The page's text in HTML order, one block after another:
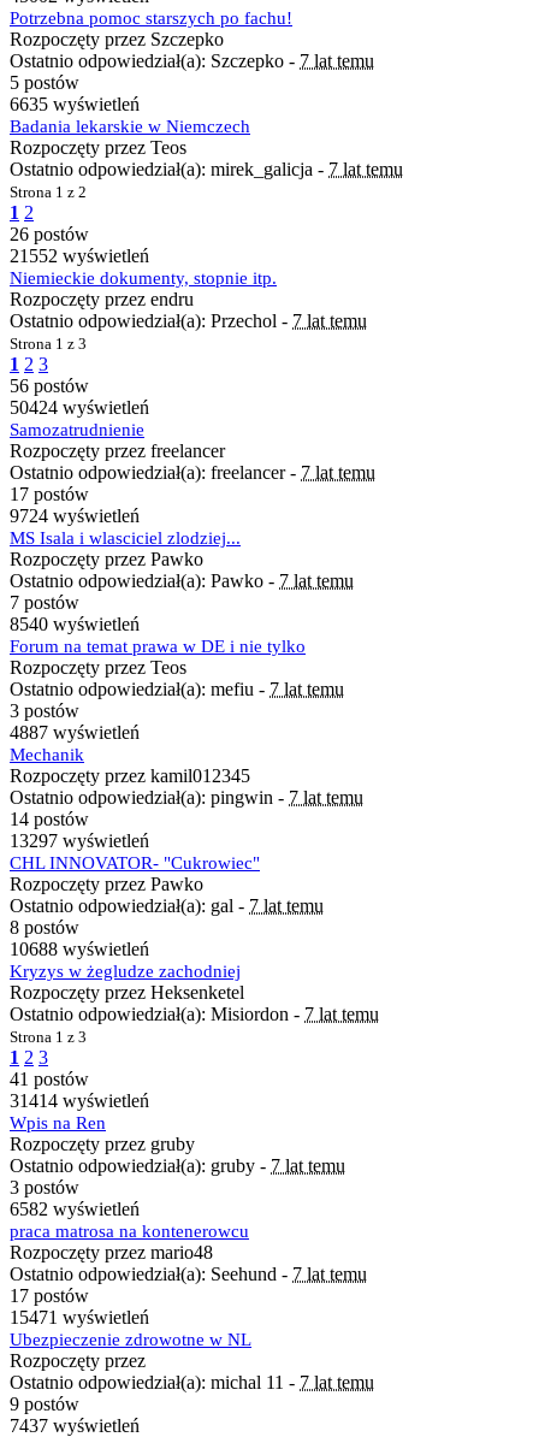
Potrzebna pomoc starszych po fachu!
Rozpoczęty przez Szczepko
Ostatnio odpowiedział(a): Szczepko - 7 lat temu
5 postów
6635 wyświetleń
Badania lekarskie w Niemczech
Rozpoczęty przez Teos
Ostatnio odpowiedział(a): mirek_galicja - 7 lat temu
Strona 1 z 2
1 2
26 postów
21552 wyświetleń
Niemieckie dokumenty, stopnie itp.
Rozpoczęty przez endru
Ostatnio odpowiedział(a): Przechol - 7 lat temu
Strona 1 z 3
1 2 3
56 postów
50424 wyświetleń
Samozatrudnienie
Rozpoczęty przez freelancer
Ostatnio odpowiedział(a): freelancer - 7 lat temu
17 postów
9724 wyświetleń
MS Isala i wlasciciel zlodziej...
Rozpoczęty przez Pawko
Ostatnio odpowiedział(a): Pawko - 7 lat temu
7 postów
8540 wyświetleń
Forum na temat prawa w DE i nie tylko
Rozpoczęty przez Teos
Ostatnio odpowiedział(a): mefiu - 7 lat temu
3 postów
4887 wyświetleń
Mechanik
Rozpoczęty przez kamil012345
Ostatnio odpowiedział(a): pingwin - 7 lat temu
14 postów
13297 wyświetleń
CHL INNOVATOR- "Cukrowiec"
Rozpoczęty przez Pawko
Ostatnio odpowiedział(a): gal - 7 lat temu
8 postów
10688 wyświetleń
Kryzys w żegludze zachodniej
Rozpoczęty przez Heksenketel
Ostatnio odpowiedział(a): Misiordon - 7 lat temu
Strona 1 z 3
1 2 3
41 postów
31414 wyświetleń
Wpis na Ren
Rozpoczęty przez gruby
Ostatnio odpowiedział(a): gruby - 7 lat temu
3 postów
6582 wyświetleń
praca matrosa na kontenerowcu
Rozpoczęty przez mario48
Ostatnio odpowiedział(a): Seehund - 7 lat temu
17 postów
15471 wyświetleń
Ubezpieczenie zdrowotne w NL
Rozpoczęty przez
Ostatnio odpowiedział(a): michal 11 - 7 lat temu
9 postów
7437 wyświetleń